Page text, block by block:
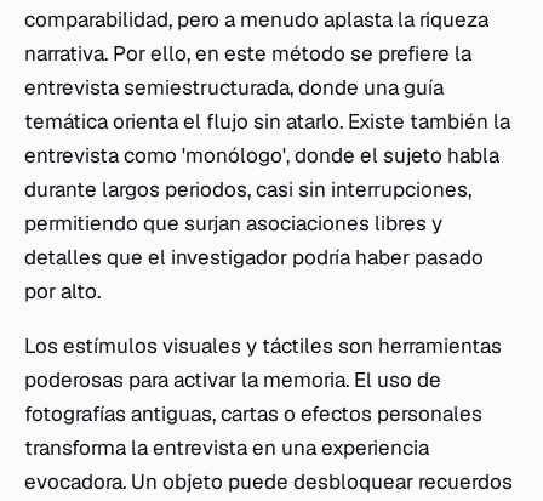
comparabilidad, pero a menudo aplasta la riqueza
narrativa. Por ello, en este método se prefiere la
entrevista semiestructurada, donde una guía
temática orienta el flujo sin atarlo. Existe también la
entrevista como 'monólogo', donde el sujeto habla
durante largos periodos, casi sin interrupciones,
permitiendo que surjan asociaciones libres y
detalles que el investigador podría haber pasado
por alto.
Los estímulos visuales y táctiles son herramientas
poderosas para activar la memoria. El uso de
fotografías antiguas, cartas o efectos personales
transforma la entrevista en una experiencia
evocadora. Un objeto puede desbloquear recuerdos